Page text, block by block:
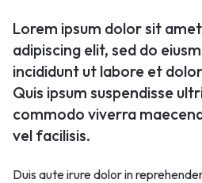
Lorem ipsum dolor sit
adipiscing elit, sed do
incididunt ut labore et
Quis ipsum suspendisse
commodo viverra
vel facilisis.
Duis aute irure dolor in